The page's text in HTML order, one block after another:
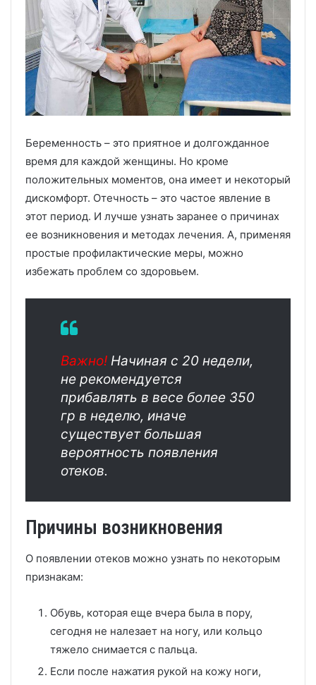
Беременность – это приятное и долгожданное
время для каждой женщины. Но кроме
положительных моментов, она имеет и некоторый
дискомфорт. Отечность – это частое явление в
этот период. И лучше узнать заранее о причинах
ее возникновения и методах лечения. А, применяя
простые профилактические меры, можно
избежать проблем со здоровьем.
Важно! Начиная с 20 недели,
не рекомендуется
прибавлять в весе более 350
гр в неделю, иначе
существует большая
вероятность появления
отеков.
Причины возникновения
О появлении отеков можно узнать по некоторым
признакам:
Обувь, которая еще вчера была в пору,
сегодня не налезает на ногу, или кольцо
тяжело снимается с пальца.
Если после нажатия рукой на кожу ноги,